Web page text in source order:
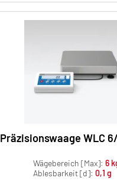
Präzisionswaage WLC
Wägebereich [Max]: 6
Ablesbarkeit [d]: 0,1 g